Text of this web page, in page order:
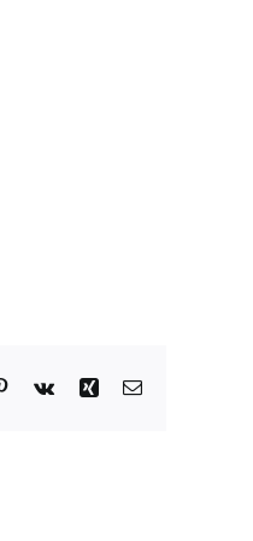
Pinterest
Vk Xing Email